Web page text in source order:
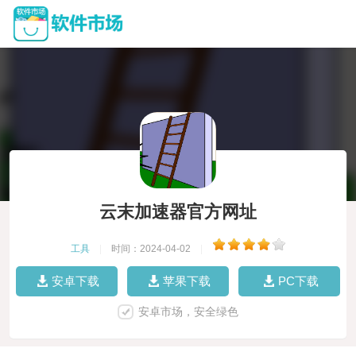
云末加速器官方网址
工具 时间：2024-04-02
安卓下载 苹果下载 PC下载
安卓市场，安全绿色